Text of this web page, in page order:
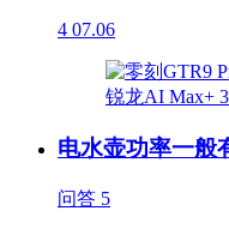
4 07.06
电水壶功率一般
问答 5